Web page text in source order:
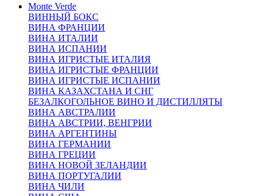
Monte Verde
ВИННЫЙ БОКС
ВИНА ФРАНЦИИ
ВИНА ИТАЛИИ
ВИНА ИСПАНИИ
ВИНА ИГРИСТЫЕ ИТАЛИЯ
ВИНА ИГРИСТЫЕ ФРАНЦИИ
ВИНА ИГРИСТЫЕ ИСПАНИИ
ВИНА КАЗАХСТАНА И СНГ
БЕЗАЛКОГОЛЬНОЕ ВИНО И ДИСТИЛЛЯТЫ
ВИНА АВСТРАЛИИ
ВИНА АВСТРИИ, ВЕНГРИИ
ВИНА АРГЕНТИНЫ
ВИНА ГЕРМАНИИ
ВИНА ГРЕЦИИ
ВИНА НОВОЙ ЗЕЛАНДИИ
ВИНА ПОРТУГАЛИИ
ВИНА ЧИЛИ